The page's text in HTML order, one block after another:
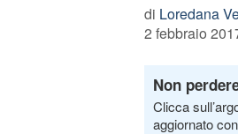
di Loredana
2 febbraio
Non
Clicca
aggiornato